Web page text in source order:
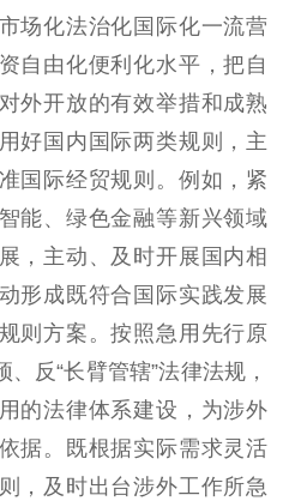
场化法治化国际化一流营
自由化便利化水平，把自
外开放的有效举措和成熟
好国内国际两类规则，主
国际经贸规则。例如，紧
能、绿色金融等新兴领域
，主动、及时开展国内相
形成既符合国际实践发展
则方案。按照急用先行原
反“长臂管辖”法律法规，
的法律体系建设，为涉外
据。既根据实际需求灵活
，及时出台涉外工作所急